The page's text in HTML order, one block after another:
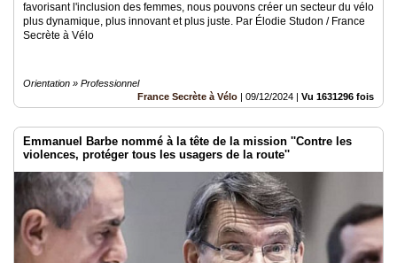
favorisant l'inclusion des femmes, nous pouvons créer un secteur du vélo
plus dynamique, plus innovant et plus juste. Par Élodie Studon / France
Secrète à Vélo
Orientation » Professionnel
France Secrète à Vélo | 09/12/2024 | Vu 1631296 fois
Emmanuel Barbe nommé à la tête de la mission ''Contre les
violences, protéger tous les usagers de la route''